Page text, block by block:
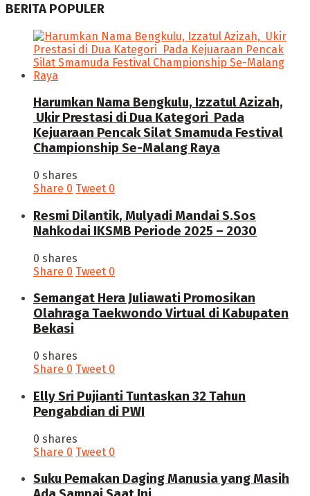
BERITA POPULER
Harumkan Nama Bengkulu, Izzatul Azizah,
Ukir Prestasi di Dua Kategori Pada
Kejuaraan Pencak Silat Smamuda Festival
Championship Se-Malang Raya
0 shares
Share 0 Tweet 0
Resmi Dilantik, Mulyadi Mandai S.Sos
Nahkodai IKSMB Periode 2025 – 2030
0 shares
Share 0 Tweet 0
Semangat Hera Juliawati Promosikan
Olahraga Taekwondo Virtual di Kabupaten
Bekasi
0 shares
Share 0 Tweet 0
Elly Sri Pujianti Tuntaskan 32 Tahun
Pengabdian di PWI
0 shares
Share 0 Tweet 0
‎Suku Pemakan Daging Manusia yang Masih